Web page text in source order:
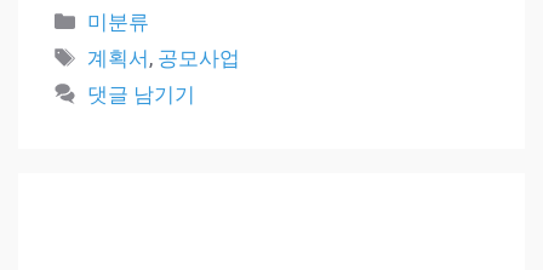
카
테
고
리
미분류
태
그
계획서, 공모사업
댓글 남기기